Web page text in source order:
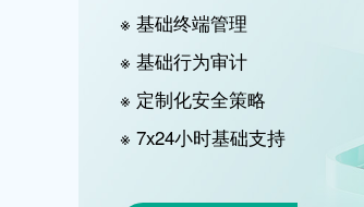
※ 基础终端管理
※ 基础行为审计
※ 定制化安全策略
※ 7x24小时基础支持